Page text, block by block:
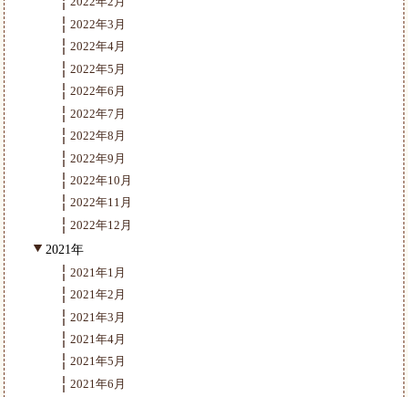
2022年3月
2022年4月
2022年5月
2022年6月
2022年7月
2022年8月
2022年9月
2022年10月
2022年11月
2022年12月
2021年
2021年1月
2021年2月
2021年3月
2021年4月
2021年5月
2021年6月